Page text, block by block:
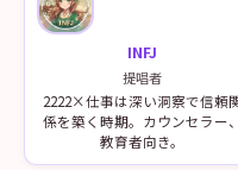
INFJ
提唱者
2222×仕事は深い洞察で信頼
係を築く時期。カウンセラー、
教育者向き。